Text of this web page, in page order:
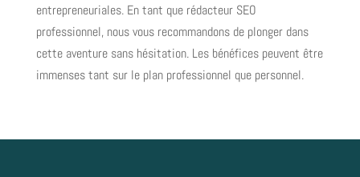
entrepreneuriales. En tant que rédacteur SEO
professionnel, nous vous recommandons de plonger dans
cette aventure sans hésitation. Les bénéfices peuvent être
immenses tant sur le plan professionnel que personnel.